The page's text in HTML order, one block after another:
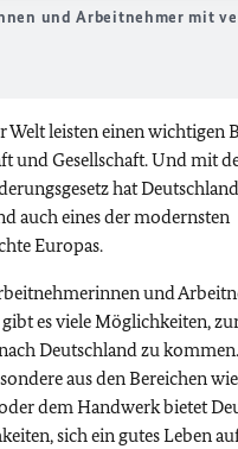
und Arbeitnehmer mit
Welt leisten einen wichtigen
und Gesellschaft. Und mit
hat
auch eines der modernsten
Europas.
und
gibt es viele Möglichkeiten,
Deutschland zu
aus den Bereichen
dem Handwerk bietet
sich ein gutes Leben